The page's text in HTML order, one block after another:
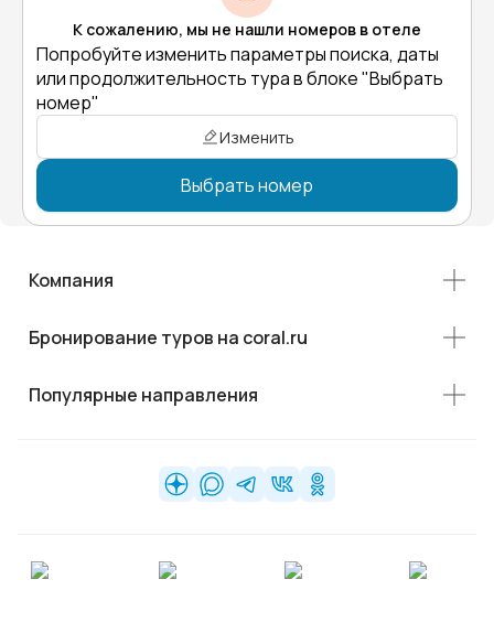
К сожалению, мы не нашли номеров в отеле
Попробуйте изменить параметры поиска, даты
или продолжительность тура в блоке "Выбрать
номер"
Изменить
Выбрать номер
Компания
Бронирование туров на coral.ru
Популярные направления